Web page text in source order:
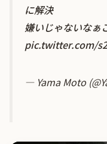
に解決
嫌いじゃないなぁ
pic.twitter.com/
— Yama Moto